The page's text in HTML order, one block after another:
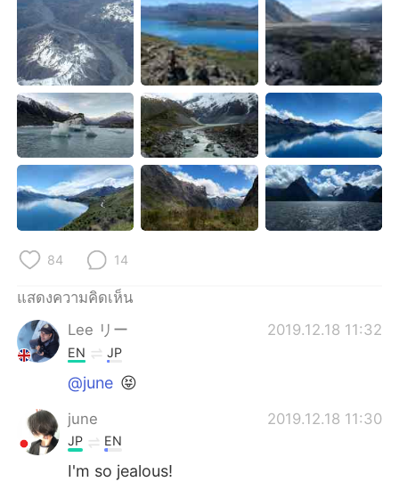
العربية Français
Deutsch 日本語
한국어 Русский
Indonesia Italiano
Türkçe Tiếng Việt
Português
84 14
แสดงความคิดเห็น
Lee リー
2019.12.18 11:32
EN JP
@june 😝
june 2019.12.18 11:30
JP EN
I'm so jealous!